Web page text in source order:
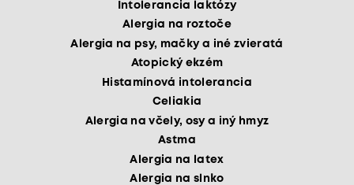
Intolerancia laktózy
Alergia na roztoče
Alergia na psy, mačky a iné zvieratá
Atopický ekzém
Histamínová intolerancia
Celiakia
Alergia na včely, osy a iný hmyz
Astma
Alergia na latex
Alergia na slnko